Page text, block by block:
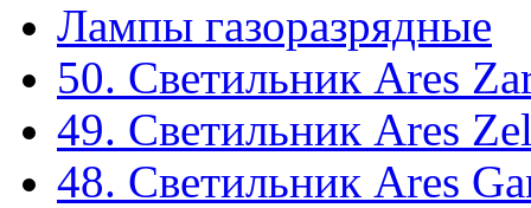
Лампы газоразрядные
50. Светильник Ares
49. Светильник Ares
48. Светильник Ares